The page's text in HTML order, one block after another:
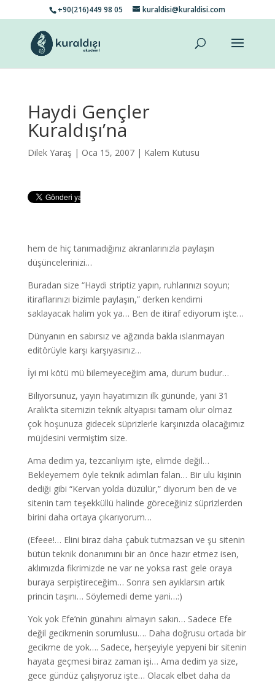
+90(216)449 98 05 kuraldisi@kuraldisi.com
Haydi Gençler
Kuraldışı’na
Dilek Yaraş | Oca 15, 2007 | Kalem Kutusu
hem de hiç tanımadığınız akranlarınızla paylaşın
düşüncelerinizi…
Buradan size “Haydi striptiz yapın, ruhlarınızı soyun;
itiraflarınızı bizimle paylaşın,” derken kendimi
saklayacak halim yok ya… Ben de itiraf ediyorum işte…
Dünyanın en sabırsız ve ağzında bakla ıslanmayan
editörüyle karşı karşıyasınız…
İyi mi kötü mü bilemeyeceğim ama, durum budur…
Biliyorsunuz, yayın hayatımızın ilk gününde, yani 31
Aralık’ta sitemizin teknik altyapısı tamam olur olmaz
çok hoşunuza gidecek süprizlerle karşınızda olacağımız
müjdesini vermiştim size.
Ama dedim ya, tezcanlıyım işte, elimde değil…
Bekleyemem öyle teknik adımları falan… Bir ulu kişinin
dediği gibi “Kervan yolda düzülür,” diyorum ben de ve
sitenin tam teşekküllü halinde göreceğiniz süprizlerden
birini daha ortaya çıkarıyorum…
(Efeee!… Elini biraz daha çabuk tutmazsan ve şu sitenin
bütün teknik donanımını bir an önce hazır etmez isen,
aklımızda fikrimizde ne var ne yoksa rast gele oraya
buraya serpiştireceğim… Sonra sen ayıklarsın artık
princin taşını… Söylemedi deme yani…:)
Yok yok Efe’nin günahını almayın sakın… Sadece Efe
değil gecikmenin sorumlusu…. Daha doğrusu ortada bir
gecikme de yok…. Sadece, herşeyiyle yepyeni bir sitenin
hayata geçmesi biraz zaman işi… Ama dedim ya size,
gece gündüz çalışıyoruz işte… Olacak elbet daha da